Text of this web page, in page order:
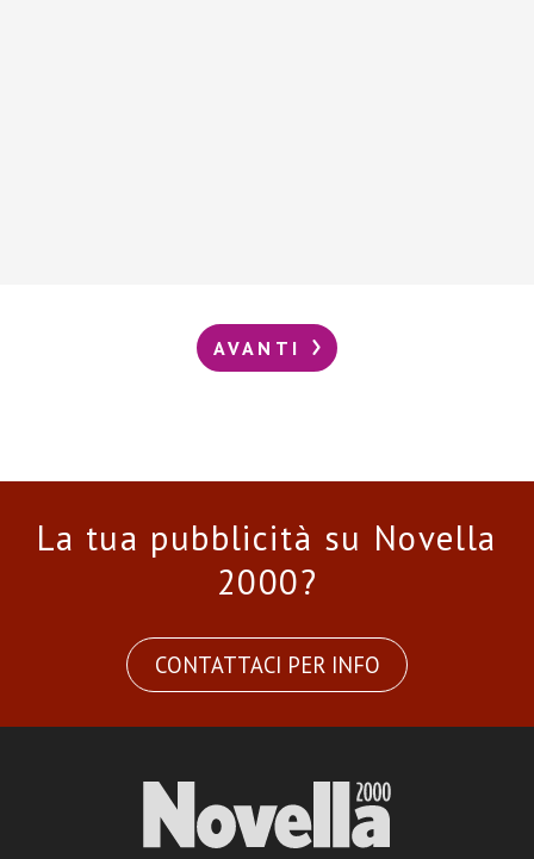
AVANTI
La tua pubblicità su Novella
2000?
CONTATTACI PER INFO